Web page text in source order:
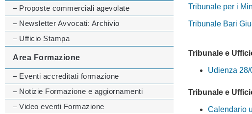
– Proposte commerciali agevolate
– Newsletter Avvocati: Archivio
– Ufficio Stampa
Area Formazione
– Eventi accreditati formazione
– Notizie Formazione e aggiornamenti
– Video eventi Formazione
Tribunale per i
Tribunale Bari
Tribunale e
Udienza
Tribunale e
Calendario